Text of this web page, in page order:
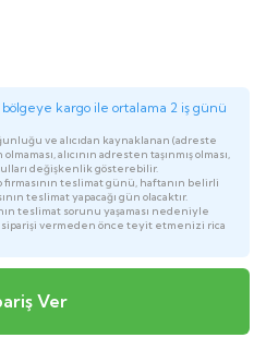
kargo ile ortalama 2 iş günü
ve alıcıdan kaynaklanan (adreste
alıcının adresten taşınmış olması,
değişkenlik gösterebilir.
firmasının teslimat günü, haftanın belirli
teslimat yapacağı gün olacaktır.
teslimat sorunu yaşaması nedeniyle
vermeden önce teyit etmenizi rica